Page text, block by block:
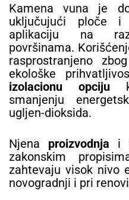
Kamena vuna je
uključujući ploče i
aplikaciju na
površinama.
rasprostranjeno
ekološke
izolacionu opciju
smanjenju
ugljen-dioksida.
Njena proizvodnja i
zakonskim
zahtevaju visok nivo
novogradnji i pri